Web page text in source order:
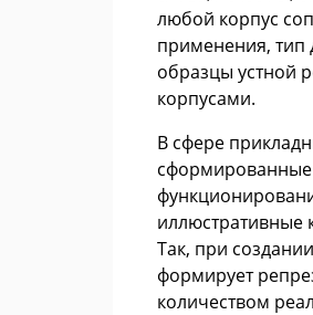
любой корпус
применения, тип
образцы устной
корпусами.
В сфере
сформированные
иллюстративные
Так, при
формирует
количеством